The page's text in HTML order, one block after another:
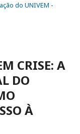
do UNIVEM -
CRISE: A
DO
À